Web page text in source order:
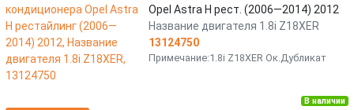
Opel Astra H рест. (2006—2014) 2012
Название двигателя 1.8i Z18XER
13124750
Примечание:1.8i Z18XER Ок.Дубликат
В наличии